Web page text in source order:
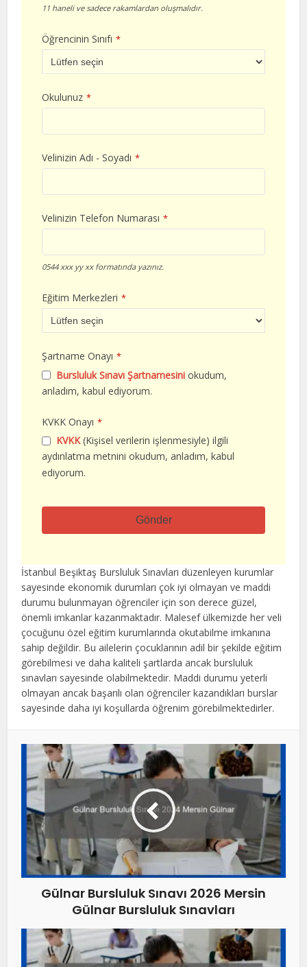
11 haneli ve sadece rakamlardan oluşmalıdır.
Öğrencinin Sınıfı *
Okulunuz *
Velinizin Adı - Soyadı *
Velinizin Telefon Numarası *
0544 xxx yy xx formatında yazınız.
Eğitim Merkezleri *
Şartname Onayı *
Bursluluk Sınavı Şartnamesini okudum,
anladım, kabul ediyorum.
KVKK Onayı *
KVKK(Kişisel verilerin işlenmesiyle) ilgili
aydınlatma metnini okudum, anladım, kabul
ediyorum.
Gönder
alan
boş
bırakılmalıdır
İstanbul Beşiktaş Bursluluk Sınavları düzenleyen kurumlar
sayesinde ekonomik durumları çok iyi olmayan ve maddi
durumu bulunmayan öğrenciler için son derece güzel,
önemli imkanlar kazanmaktadır. Malesef ülkemizde her veli
çocuğunu özel eğitim kurumlarında okutabilme imkanına
sahip değildir. Bu ailelerin çocuklarının adil bir şekilde eğitim
görebilmesi ve daha kaliteli şartlarda ancak bursluluk
sınavları sayesinde olabilmektedir. Maddi durumu yeterli
olmayan ancak başarılı olan öğrenciler kazandıkları burslar
sayesinde daha iyi koşullarda öğrenim görebilmektedirler.
Gülnar Bursluluk Sınavı 2026 Mersin
Gülnar Bursluluk Sınavları